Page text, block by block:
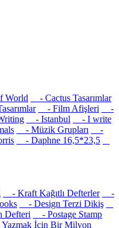
World
- Cactus Tasarımlar
- Film Afişleri
-
- Istanbul
- I write
- Müzik Grupları
-
- Daphne 16,5*23,5
- Kraft Kağıtlı Defterler
-
- Design Terzi Dikiş
Defteri
- Postage Stamp
İçin Bir Milyon